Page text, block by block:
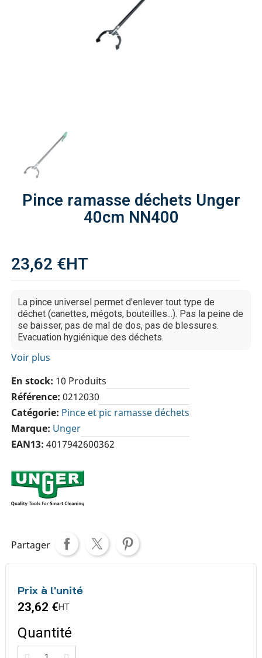
Pince ramasse déchets Unger
40cm NN400
23,62 €HT
La pince universel permet d'enlever tout type de
déchet (canettes, mégots, bouteilles...). Pas la peine de
se baisser, pas de mal de dos, pas de blessures.
Evacuation hygiénique des déchets.
Voir plus
En stock 10 Produits
Référence 0212030
Catégorie Pince et pic ramasse déchets
Marque Unger
EAN13 4017942600362
Partager
Prix à l'unité
23,62 €HT
Quantité